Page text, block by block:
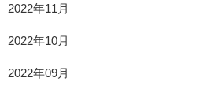
2022年11月
2022年10月
2022年09月